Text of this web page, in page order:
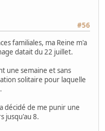
#56
familiales, ma Reine m'a
datait du 22 juillet.
une semaine et sans
solitaire pour laquelle
décidé de me punir une
jusqu'au 8.